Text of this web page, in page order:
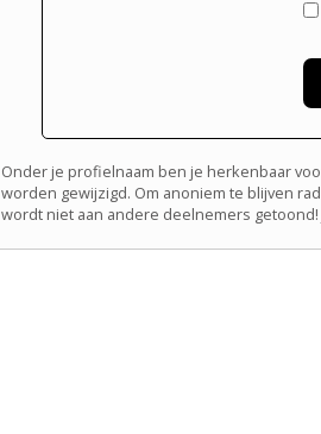
Onder je profielnaam ben je herkenbaar
worden gewijzigd. Om anoniem te blijven
wordt niet aan andere deelnemers getoond!